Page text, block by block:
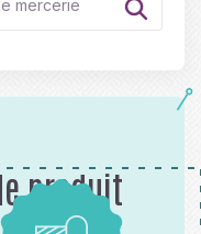
produit